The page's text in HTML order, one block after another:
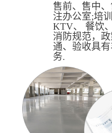
售前、售中
注办公室;培
KTV、 餐饮
消防规范，
通、验收具
务.